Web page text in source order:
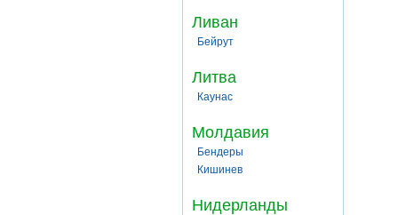
Ливан
Бейрут
Литва
Каунас
Молдавия
Бендеры
Кишинев
Нидерланды